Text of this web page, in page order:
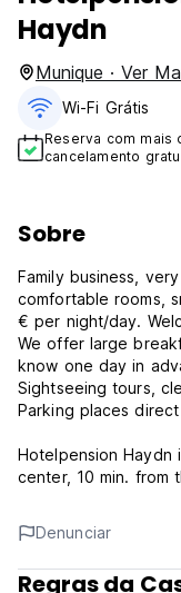
Haydn
Munique · Ver
Wi-Fi Grátis
Reserva com mais
cancelamento
Sobre
Family business,
comfortable rooms,
€ per night/day.
We offer large
know one day in
Sightseeing tours,
Parking places
Hotelpension
center, 10 min. from
Underground close
MarienPlatz (3 min.)
Olympia Park with
Denunciar
Regras da